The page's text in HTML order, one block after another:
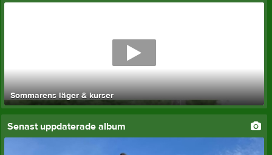
Sommarens läger & kurser
Senast uppdaterade album